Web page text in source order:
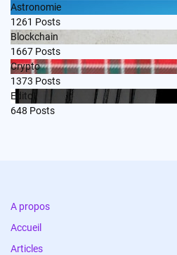
Astronomie
1261 Posts
Blockchain
1667 Posts
Crypto
1373 Posts
Edito
648 Posts
A propos
Accueil
Articles